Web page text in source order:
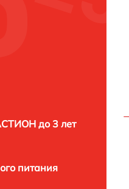
до 3 лет
питания